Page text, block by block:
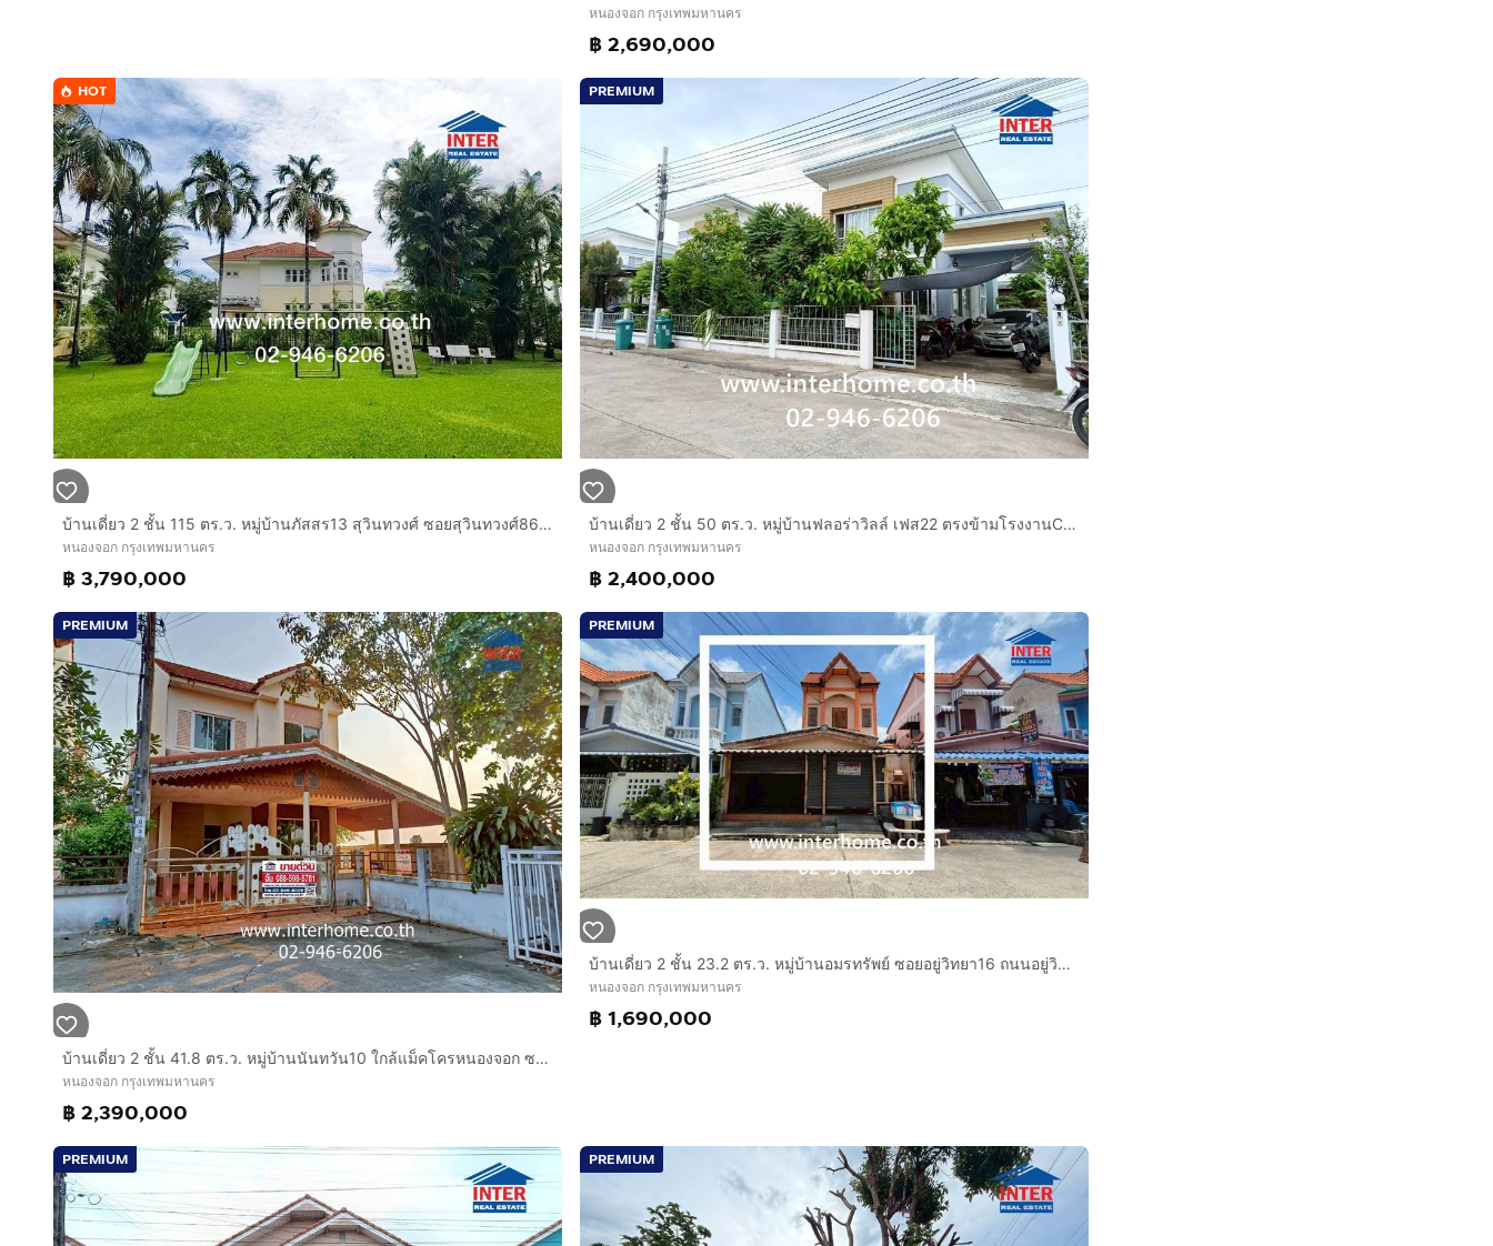
หนองจอก กรุงเทพมหานคร
฿ 2,690,000
HOT
บ้านเดี่ยว 2 ชั้น 115 ตร.ว. หมู่บ้านภัสสร13 สุวินทวงศ์ ซอยสุวินทวงศ์86 ถนนสุวินทวงศ์ ถนนสุวินทาวงศ์86 เขตหนองจอก กรุงเทพมหานคร
หนองจอก กรุงเทพมหานคร
฿ 3,790,000
PREMIUM
บ้านเดี่ยว 2 ชั้น 50 ตร.ว. หมู่บ้านฟลอร่าวิลล์ เฟส22 ตรงข้ามโรงงานCP ซอยสุวินทวงศ์ 38 ถนนสุวินทวงศ์ เขตหนองจอก กรุงเทพมหานคร
หนองจอก กรุงเทพมหานคร
฿ 2,400,000
PREMIUM
บ้านเดี่ยว 2 ชั้น 41.8 ตร.ว. หมู่บ้านนันทวัน10 ใกล้แม็คโครหนองจอก ซอยเลียบวารี37 ถนนเลียบวารี เขตหนองจอก กรุงเทพมหานคร
หนองจอก กรุงเทพมหานคร
฿ 2,390,000
PREMIUM
บ้านเดี่ยว 2 ชั้น 23.2 ตร.ว. หมู่บ้านอมรทรัพย์ ซอยอยู่วิทยา16 ถนนอยู่วิทยา ถนนสุวินทวงศ์ เขตหนองจอก กรุงเทพมหานคร
หนองจอก กรุงเทพมหานคร
฿ 1,690,000
PREMIUM PREMIUM